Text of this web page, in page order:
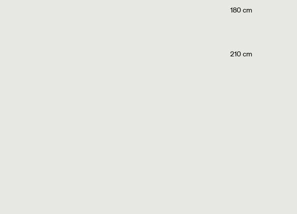
180 cm
210 cm